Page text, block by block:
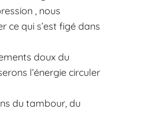
, nous
ce qui s’est figé dans
doux du
l’énergie circuler
du tambour, du